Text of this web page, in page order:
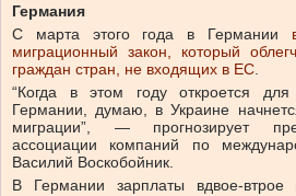
Германия
С марта этого года в Германии
миграционный закон, который
граждан стран, не входящих в ЕС.
“Когда в этом году откроется для
Германии, думаю, в Украине
миграции”, — прогнозирует
ассоциации компаний по
Василий Воскобойник.
В Германии зарплаты вдвое-